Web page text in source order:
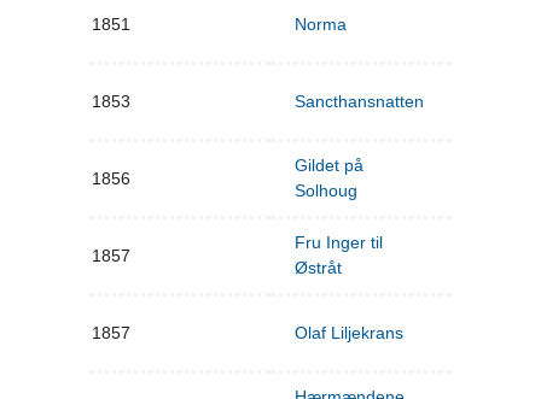
1851 Norma
1853 Sancthansnatten
1856
Gildet på
Solhoug
1857
Fru Inger til
Østråt
1857 Olaf Liljekrans